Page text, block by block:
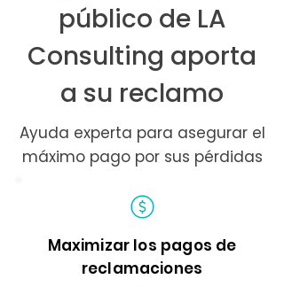
público de LA
Consulting aporta
a su reclamo
Ayuda experta para asegurar el
máximo pago por sus pérdidas
Maximizar los pagos de
reclamaciones